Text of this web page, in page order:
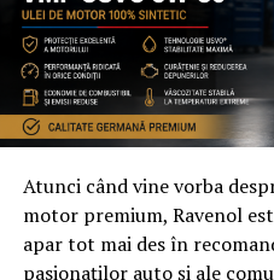
Atunci când vine vorba
motor premium, Ravenol
apar tot mai des în
pasionaților auto și ale